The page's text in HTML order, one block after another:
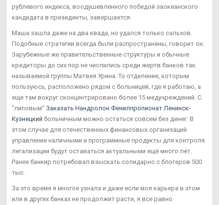
рублевого индекса, воодушевленного победой заокеанского
кандидата в президенты, завершается.
Маша зашла даже на два квада, но удался только сальхов.
Подобные стратегии всегда были распространены, говорит он.
Зарубежные же правительственные структуры и обычные
кредиторы до сих пор не числились среди жертв банков так
называемой группы Матвея Урина. То отделение, которым
пользуюсь, расположено рядом с больницей, где я работаю, а
еще там вокруг сконцентрировано более 15 медучреждений. С
"липовым" Заказать Нандролон Фенилпропионат Ленинск-
Кузнецкий больничным можно остаться совсем без денег. В
этом случае для отечественных финансовых организаций
управление наличными и программные продукты для контроля
легализации будут оставаться актуальными ещё много лет.
Ранее банкир потребовал взыскать солидарно с блогеров 500
тыс.
За это время я многое узнала и даже если моя карьера в этом
или в других банках не продолжит расти, я все равно